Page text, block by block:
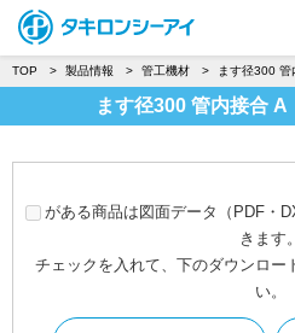
TOP 製品情報 管工機材 ます径300 管
ます径300 管内接合 A
がある商品は図面データ（PDF・
きます。
チェックを入れて、下のダウンロー
い。